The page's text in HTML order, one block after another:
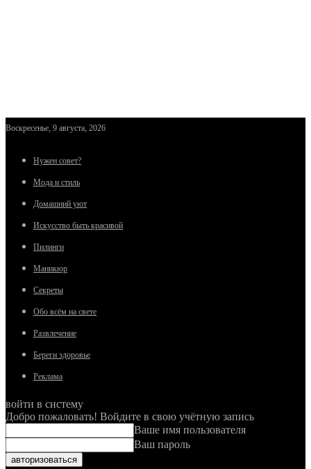
Воскресенье, 9 августа, 2026
Нужен совет?
Мода и стиль
Домашний уют
Искусство быть красивой
Пилинги
Маникюр
Секреты
Обо всём на свете
Развлечение
Береги здоровье
Реклама
войти в систему
Добро пожаловать! Войдите в свою учётную запись
Ваше имя пользователя
Ваш пароль